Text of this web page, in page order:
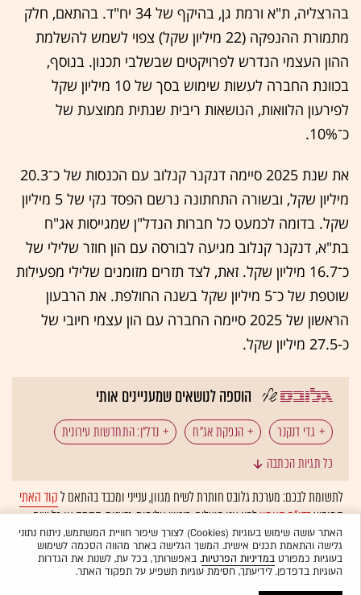
בהרצליה, ת"א ורמת גן, בהיקף של 34 יח"ד. בהתאם, חלק
מתמורת ההנפקה (22 מיליון שקל) צפוי לשמש להשלמת
ההון העצמי הנדרש לפרויקטים שבשלבי תכנון. בנוסף,
בכוונת החברה לעשות שימוש בסך של 10 מיליון שקל
לפירעון הלוואות, הנושאות ריבית שנתית ממוצעת של
כ־10%.
את שנת 2025 סיימה דנקנר קנלוב עם הכנסות של כ־20.3
מיליון שקל, ובשורה התחתונה נרשם הפסד נקי של 5 מיליון
שקל. בדומה לכמעט כל חברות הנדל"ן שמגייסות אג"ח
בת"א, דנקנר קנלוב מגיעה לבורסה עם הון חוזר שלילי של
כ־16.7 מיליון שקל. זאת, לצד תזרים מזומנים שלילי מפעילות
שוטפת של כ־5 מיליון שקל בשנה החולפת. את הרבעון
הראשון של 2025 סיימה החברה עם הון עצמי חיובי של
כ-27.5 מיליון שקל.
הוספה לנושאים שמעניינים אותי
גדי דנקנר הנפקת אג"ח נדל"ן: התחדשות עירונית
נוחי דנקנר
כל תגיות הכתבה
לתשומת לבכם: מערכת גלובס חותרת לשיח מגוון, ענייני ומכבד בהתאם לקוד האתי
המופיעבדו"ח האמוןלפיו אנו פועלים. ביטויי אלימות, גזענות, הסתה או כל שיח
בלתי הולם אחר מסוננים בצורהאוטומטיתולא יפורסמו באתר.
האתר עושה שימוש בעוגיות (Cookies) לצורך שיפור חוויית המשתמש, ניתוח נתוני
גלישה והתאמת תכנים אישית. המשך הגלישה באתר מהווה הסכמה לשימוש
בעוגיות כמפורטבמדיניות הפרטיות. באפשרותך, בכל עת, לשנות את הגדרות
העוגיות בדפדפן. לידיעתך, חסימת עוגיות תשפיע על תפקוד האתר.